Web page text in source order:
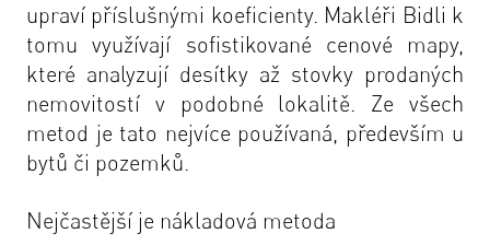
upraví příslušnými koeficienty. Makléři Bidli k
tomu využívají sofistikované cenové mapy,
které analyzují desítky až stovky prodaných
nemovitostí v podobné lokalitě. Ze všech
metod je tato nejvíce používaná, především u
bytů či pozemků.
Nejčastější je nákladová metoda